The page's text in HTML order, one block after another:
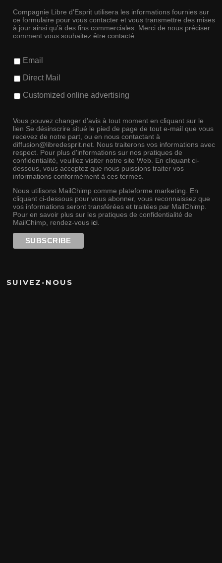
Compagnie Libre d'Esprit utilisera les informations fournies sur
ce formulaire pour vous contacter et vous transmettre des mises
à jour ainsi qu'à des fins commerciales. Merci de nous préciser
comment vous souhaitez être contacté:
Email
Direct Mail
Customized online advertising
Vous pouvez changer d'avis à tout moment en cliquant sur le
lien Se désinscrire situé le pied de page de tout e-mail que vous
recevez de notre part, ou en nous contactant à
diffusion@libredesprit.net. Nous traiterons vos informations avec
respect. Pour plus d'informations sur nos pratiques de
confidentialité, veuillez visiter notre site Web. En cliquant ci-
dessous, vous acceptez que nous puissions traiter vos
informations conformément à ces termes.
Nous utilisons MailChimp comme plateforme marketing. En
cliquant ci-dessous pour vous abonner, vous reconnaissez que
vos informations seront transférées et traitées par MailChimp.
Pour en savoir plus sur les pratiques de confidentialité de
MailChimp, rendez-vous ici.
SUIVEZ-NOUS